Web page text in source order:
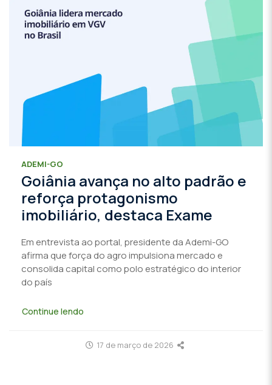
ADEMI-GO
Goiânia avança no alto padrão e
reforça protagonismo
imobiliário, destaca Exame
Em entrevista ao portal, presidente da Ademi-GO
afirma que força do agro impulsiona mercado e
consolida capital como polo estratégico do interior
do país
Continue lendo
17 de março de 2026